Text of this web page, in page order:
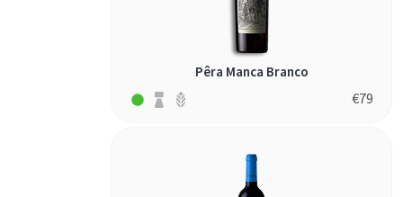
Pêra Manca Branco
€79